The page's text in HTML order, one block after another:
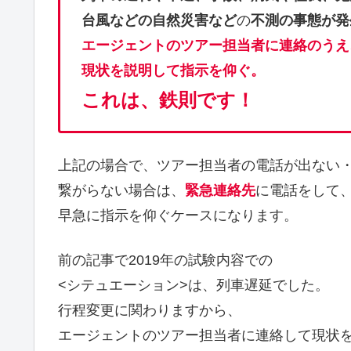
台風などの自然災害などの不測の事態が発
エージェントのツアー担当者に連絡のうえ
現状を説明して指示を仰ぐ。
これは、鉄則です！
上記の場合で、ツアー担当者の電話が出ない・
繋がらない場合は、 緊急連絡先に電話をして、
早急に指示を仰ぐケースになります。
前の記事で2019年の試験内容での
<シテュエーション>は、列車遅延でした。
行程変更に関わりますから、
エージェントのツアー担当者に連絡して現状